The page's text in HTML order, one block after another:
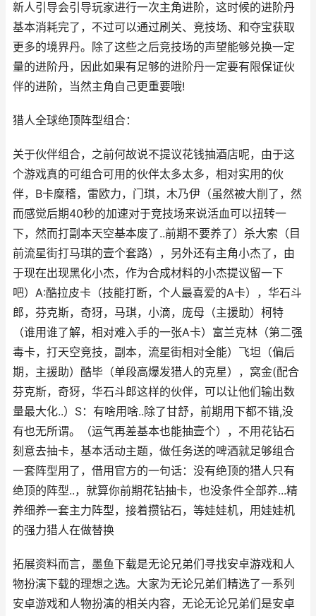
新人引导会引导玩家进行一次主角进阶，这时候的进阶丹
基本消耗完了，不过可以通过刷关、竞技场、和夺宝获取
更多的境界丹。除了这些之后竞技场的声望能够兑换一定
量的进阶丹，因此如果有足够的进阶丹一定要有限保证伙
伴的进阶，当然主角自己更重要哦!
猎人全球绝顶阵型组合：
关于伙伴组合，之前何故说不提议花钱抽酒店呢，由于这
个游戏真的可组合可用的伙伴太多太多，相对实用的伙
伴，B卡糜稽，雷欧力，门琪，木乃伊（虽然被大削了，然
而感觉后期40秒的加速对于竞技场来说活血可以扭转一
下，然而打副本天空基本废了..前期不要养了）杀大索（目
前流星街打马琪的壹个套路），另外还有主角小杰了，由
于现在出现黑化小杰，作为合成材料的小杰提议留一下
吧）A:酷拉皮卡（技能打断，个人最喜爱的A卡），华石斗
郎，芬克斯，奇犽，马琪，小滴，庞母（主援助）柯特
（谁用谁了解，相对难入手的一张A卡）富兰克林（第二强
毒卡，打天空竞技，副本，流星街相对全能）飞坦（偏后
期，主援助）酷毕（单段高爆发猎人的克星），窝金(配合
芬克斯，奇犽，华石斗郎这样的伙伴，可以让他们输出数
量最大化..）S：有啥用啥..除了甘舒，前期用下都不错,没
有也无所谓。（运气再差基本也能抽壹个），不用花钻石
刻意去抽卡，基本活动主题，做任务送的啤酒就足够组合
一套阵型用了，借用官方的一句话：没有绝顶的猎人只有
绝顶的阵型..，就算你前期花钻抽卡，也没条件全部养...精
养细养一套主力阵型，接着攒钻石，等娃娃机，用娃娃机
的强力猎人在做替换
拓展资料而言，墨鱼下载是无论兄弟们寻找安卓游戏和人
物扮演下载的理想之选。大家为无论兄弟们精选了一系列
安卓游戏和人物扮演的相关内容，无论无论兄弟们是安卓